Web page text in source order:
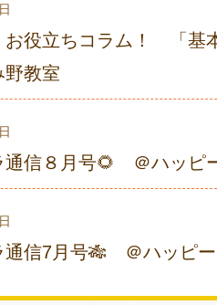
役立ちコラム！ 「基
野教室
通信８月号🌻 ＠ハッピ
通信7月号🎋 ＠ハッピ